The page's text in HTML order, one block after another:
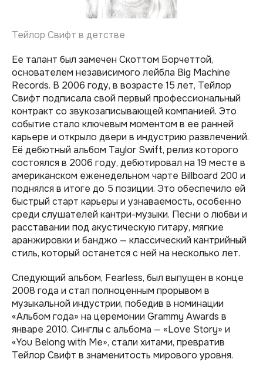
Тейлор Свифт в детстве
Ее талант был замечен Скоттом Борчеттой,
основателем независимого лейбла Big Machine
Records. В 2006 году, в возрасте 15 лет, Тейлор
Свифт подписала свой первый профессиональный
контракт со звукозаписывающей компанией. Это
событие стало ключевым моментом в ее ранней
карьере и открыло двери в индустрию развлечений.
Её дебютный альбом Taylor Swift, релиз которого
состоялся в 2006 году, дебютировал на 19 месте в
американском еженедельном чарте Billboard 200 и
поднялся в итоге до 5 позиции. Это обеспечило ей
быстрый старт карьеры и узнаваемость, особенно
среди слушателей кантри-музыки. Песни о любви и
расставании под акустическую гитару, мягкие
аранжировки и банджо — классический кантрийный
стиль, который останется с ней на несколько лет.
Следующий альбом, Fearless, был выпущен в конце
2008 года и стал полноценным прорывом в
музыкальной индустрии, победив в номинации
«Альбом года» на церемонии Grammy Awards в
январе 2010. Синглы с альбома — «Love Story» и
«You Belong with Me», стали хитами, превратив
Тейлор Свифт в знаменитость мирового уровня.